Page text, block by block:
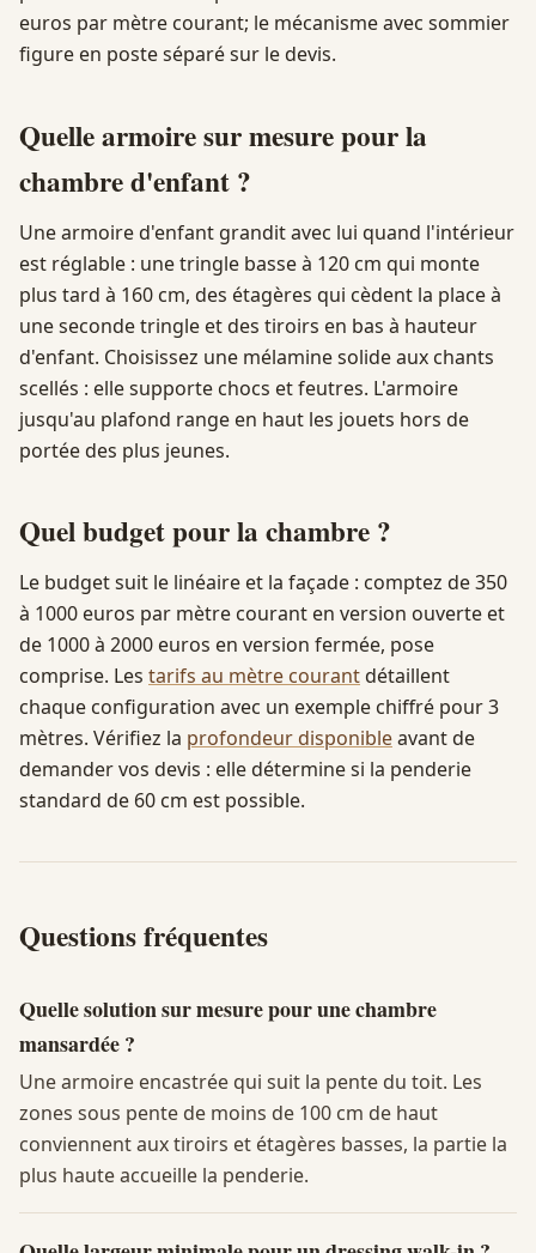
euros par mètre courant; le mécanisme avec sommier
figure en poste séparé sur le devis.
Quelle armoire sur mesure pour la
chambre d'enfant ?
Une armoire d'enfant grandit avec lui quand l'intérieur
est réglable : une tringle basse à 120 cm qui monte
plus tard à 160 cm, des étagères qui cèdent la place à
une seconde tringle et des tiroirs en bas à hauteur
d'enfant. Choisissez une mélamine solide aux chants
scellés : elle supporte chocs et feutres. L'armoire
jusqu'au plafond range en haut les jouets hors de
portée des plus jeunes.
Quel budget pour la chambre ?
Le budget suit le linéaire et la façade : comptez de 350
à 1000 euros par mètre courant en version ouverte et
de 1000 à 2000 euros en version fermée, pose
comprise. Les tarifs au mètre courantdétaillent
chaque configuration avec un exemple chiffré pour 3
mètres. Vérifiez la profondeur disponibleavant de
demander vos devis : elle détermine si la penderie
standard de 60 cm est possible.
Questions fréquentes
Quelle solution sur mesure pour une chambre
mansardée ?
Une armoire encastrée qui suit la pente du toit. Les
zones sous pente de moins de 100 cm de haut
conviennent aux tiroirs et étagères basses, la partie la
plus haute accueille la penderie.